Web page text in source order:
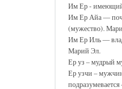
Им Ер -
Им Ер Айа —
(мужество).
Им Ер Иль —
Марий Эл.
Ер уз – мудрый
Ер узчи –